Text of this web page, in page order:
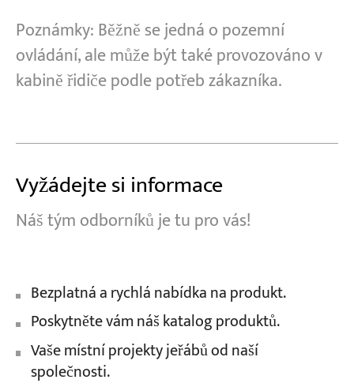
Poznámky: Běžně se jedná o pozemní
ovládání, ale může být také provozováno v
kabině řidiče podle potřeb zákazníka.
Vyžádejte si informace
Náš tým odborníků je tu pro vás!
Bezplatná a rychlá nabídka na produkt.
Poskytněte vám náš katalog produktů.
Vaše místní projekty jeřábů od naší
společnosti.